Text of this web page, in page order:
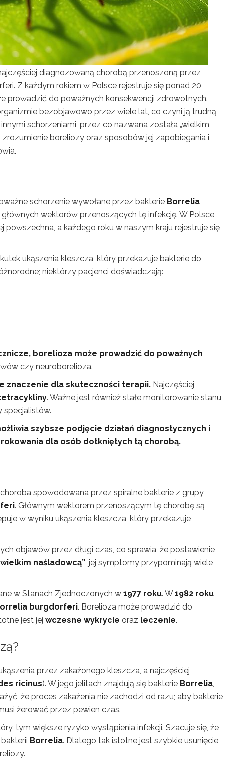
diagnozowaną chorobą przenoszoną przez
Z każdym rokiem w Polsce rejestruje się ponad 20
prowadzić do poważnych konsekwencji zdrowotnych.
bezobjawowo przez wiele lat, co czyni ją trudną
schorzeniami, przez co nazwana została „wielkim
boreliozy oraz sposobów jej zapobiegania i
schorzenie wywołane przez bakterie Borrelia
głównych wektorów przenoszących tę infekcję. W Polsce
powszechna, a każdego roku w naszym kraju rejestruje się
ukąszenia kleszcza, który przekazuje bakterie do
niektórzy pacjenci doświadczają:
borelioza może prowadzić do poważnych
czy neuroborelioza.
znaczenie dla skuteczności terapii. Najczęściej
. Ważne jest również stałe monitorowanie stanu
specjalistów.
szybsze podjęcie działań diagnostycznych i
dla osób dotkniętych tą chorobą.
spowodowana przez spiralne bakterie z grupy
. Głównym wektorem przenoszącym tę chorobę są
w wyniku ukąszenia kleszcza, który przekazuje
objawów przez długi czas, co sprawia, że postawienie
naśladowcą”, jej symptomy przypominają wiele
w Stanach Zjednoczonych w 1977 roku. W1982 roku
burgdorferi. Borelioza może prowadzić do
jest jej wczesne wykrycie oraz leczenie.
przez zakażonego kleszcza, a najczęściej
ricinus). W jego jelitach znajdują się bakterie Borrelia,
że proces zakażenia nie zachodzi od razu; aby bakterie
żerować przez pewien czas.
tym większe ryzyko wystąpienia infekcji. Szacuje się, że
Borrelia. Dlatego tak istotne jest szybkie usunięcie